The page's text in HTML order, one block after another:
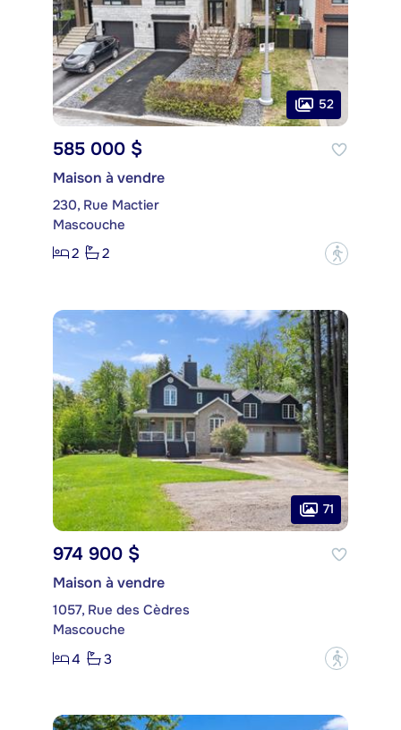
52
585 000 $
Maison à vendre
230, Rue Mactier
Mascouche
2
2 ?
71
974 900 $
Maison à vendre
1057, Rue des Cèdres
Mascouche
4
3 ?